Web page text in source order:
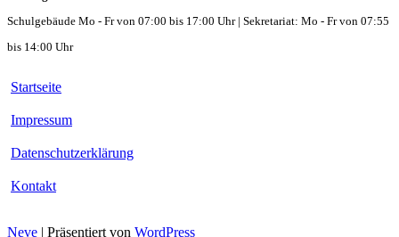
Schulgebäude Mo - Fr von 07:00 bis 17:00 Uhr | Sekretariat: Mo - Fr von 07:55
bis 14:00 Uhr
Startseite
Impressum
Datenschutzerklärung
Kontakt
Neve | Präsentiert von WordPress